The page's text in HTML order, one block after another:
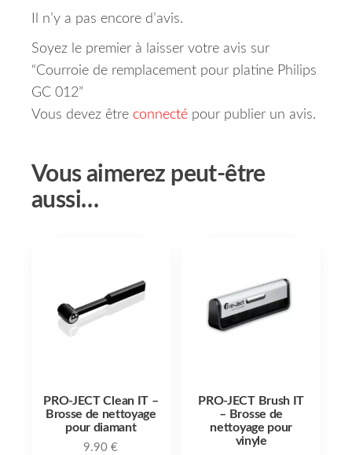
Il n’y a pas encore d’avis.
Soyez le premier à laisser votre avis sur
“Courroie de remplacement pour platine Philips
GC 012”
Vous devez être connecté pour publier un avis.
Vous aimerez peut-être
aussi…
PRO-JECT Clean IT –
Brosse de nettoyage
pour diamant
9.90€
PRO-JECT Brush IT
– Brosse de
nettoyage pour
vinyle